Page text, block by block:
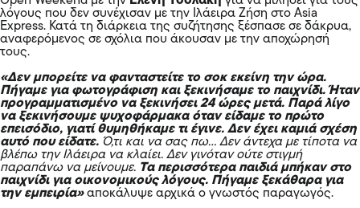
λόγους που δεν συνέχισαν με την Ιλάειρα Ζήση στο Asia
Express. Κατά τη διάρκεια της συζήτησης ξέσπασε σε δάκρυα,
αναφερόμενος σε σχόλια που άκουσαν με την αποχώρησή
τους.
«Δεν μπορείτε να φανταστείτε το σοκ εκείνη την ώρα.
Πήγαμε για φωτογράφιση και ξεκινήσαμε το παιχνίδι. Ήταν
προγραμματισμένο να ξεκινήσει 24 ώρες μετά. Παρά λίγο
να ξεκινήσουμε ψυχοφάρμακα όταν είδαμε το πρώτο
επεισόδιο, γιατί θυμηθήκαμε τι έγινε. Δεν έχει καμιά σχέση
αυτό που είδατε. Ό,τι και να σας πω… Δεν άντεχα με τίποτα να
βλέπω την Ιλάειρα να κλαίει. Δεν γινόταν ούτε στιγμή
παραπάνω να μείνουμε. Τα περισσότερα παιδιά μπήκαν στο
παιχνίδι για οικονομικούς λόγους. Πήγαμε ξεκάθαρα για
την εμπειρία» αποκάλυψε αρχικά ο γνωστός παραγωγός.